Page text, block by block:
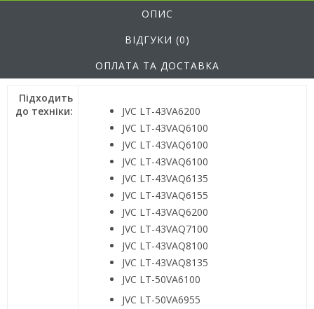
ОПИС
ВІДГУКИ (0)
ОПЛАТА ТА ДОСТАВКА
Підходить
до техніки:
JVC LT-43VA6200
JVC LT-43VAQ6100
JVC LT-43VAQ6100
JVC LT-43VAQ6100
JVC LT-43VAQ6135
JVC LT-43VAQ6155
JVC LT-43VAQ6200
JVC LT-43VAQ7100
JVC LT-43VAQ8100
JVC LT-43VAQ8135
JVC LT-50VA6100
JVC LT-50VA6955